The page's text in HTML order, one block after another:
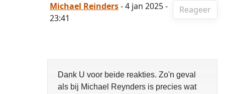
Reageer
Michael Reinders- 4 jan 2025 -
23:41
Dank U voor beide reakties. Zo'n geval
als bij Michael Reynders is precies wat